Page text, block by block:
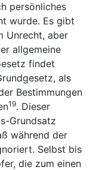
persönliches
wurde. Es gibt
Unrecht, aber
allgemeine
findet
als
Bestimmungen
19. Dieser
Grundsatz
während der
Selbst bis
die zum einen